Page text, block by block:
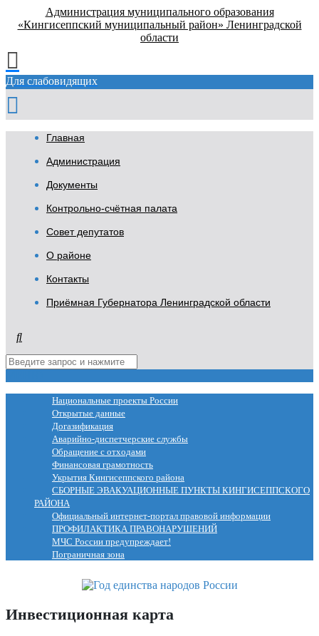
Администрация муниципального образования
«Кингисеппский муниципальный район» Ленинградской
области
Для слабовидящих
Главная
Администрация
Документы
Контрольно-счётная палата
Совет депутатов
О районе
Контакты
Приёмная Губернатора Ленинградской области
Национальные проекты России
Открытые данные
Догазификация
Аварийно-диспетчерские службы
Обращение с отходами
Финансовая грамотность
Укрытия Кингисеппского района
СБОРНЫЕ ЭВАКУАЦИОННЫЕ ПУНКТЫ КИНГИСЕППСКОГО
РАЙОНА
Официальный интернет-портал правовой информации
ПРОФИЛАКТИКА ПРАВОНАРУШЕНИЙ
МЧС России предупреждает!
Пограничная зона
Инвестиционная карта